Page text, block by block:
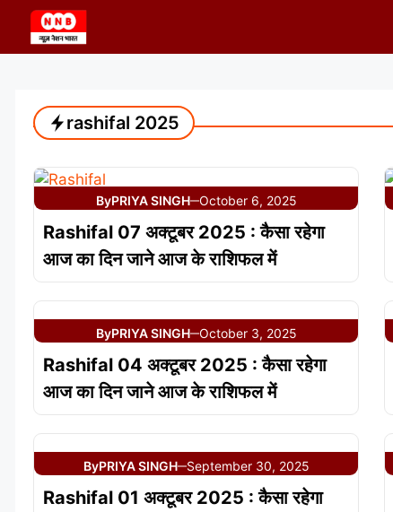
content
rashifal 2025
ByPRIYA SINGH—October 6, 2025
Rashifal 07 अक्टूबर 2025 : कैसा रहेगा
आज का दिन जाने आज के राशिफल में
ByPRIYA SINGH—October 3, 2025
Rashifal 04 अक्टूबर 2025 : कैसा रहेगा
आज का दिन जाने आज के राशिफल में
ByPRIYA SINGH—September 30, 2025
Rashifal 01 अक्टूबर 2025 : कैसा रहेगा